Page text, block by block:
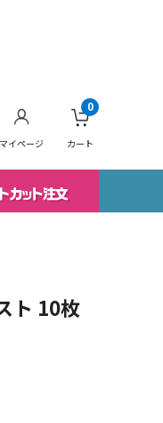
マイページ カート
0
ト 10枚